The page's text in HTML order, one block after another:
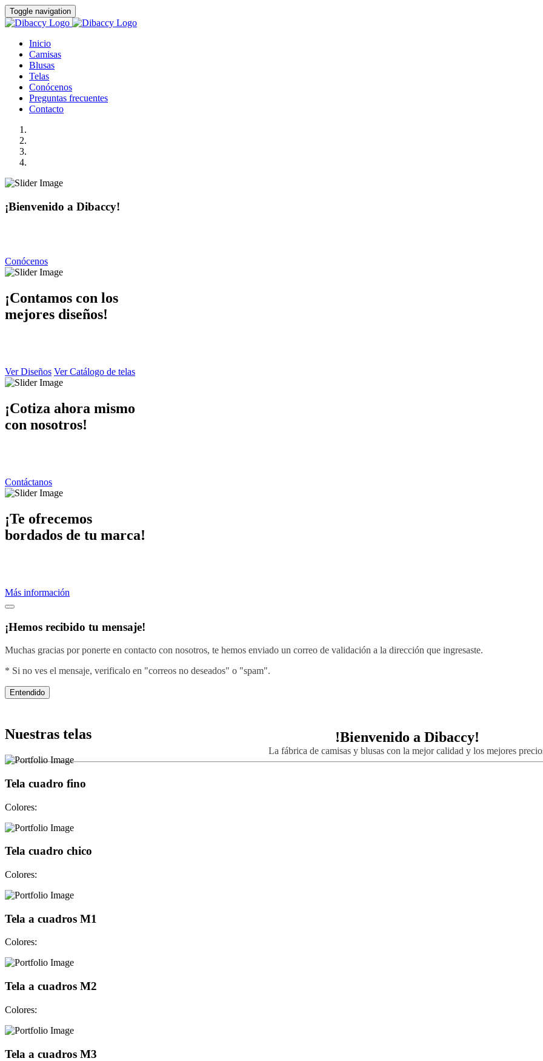
Toggle navigation
Inicio
Camisas
Blusas
Telas
Conócenos
Preguntas frecuentes
Contacto
¡Bienvenido a Dibaccy!
Conócenos
¡Contamos con los
mejores diseños!
Ver Diseños Ver Catálogo de telas
¡Cotiza ahora mismo
con nosotros!
Contáctanos
¡Te ofrecemos
bordados de tu marca!
Más información
¡Hemos recibido tu mensaje!
Muchas gracias por ponerte en contacto con nosotros, te hemos enviado un correo de validación a la dirección que ingresaste.
* Si no ves el mensaje, verificalo en "correos no deseados" o "spam".
Entendido
!Bienvenido a Dibaccy!
La fábrica de camisas y blusas con la mejor calidad y los mejores
Nuestras telas
Tela cuadro fino
Colores:
Tela cuadro chico
Colores:
Tela a cuadros M1
Colores:
Tela a cuadros M2
Colores:
Tela a cuadros M3